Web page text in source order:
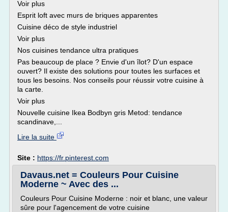
Voir plus
Esprit loft avec murs de briques apparentes
Cuisine déco de style industriel
Voir plus
Nos cuisines tendance ultra pratiques
Pas beaucoup de place ? Envie d'un îlot? D'un espace
ouvert? Il existe des solutions pour toutes les surfaces et
tous les besoins. Nos conseils pour réussir votre cuisine à
la carte.
Voir plus
Nouvelle cuisine Ikea Bodbyn gris Metod: tendance
scandinave,...
Lire la suite
Site : https://fr.pinterest.com
Davaus.net = Couleurs Pour Cuisine
Moderne ~ Avec des ...
Couleurs Pour Cuisine Moderne : noir et blanc, une valeur
sûre pour l'agencement de votre cuisine